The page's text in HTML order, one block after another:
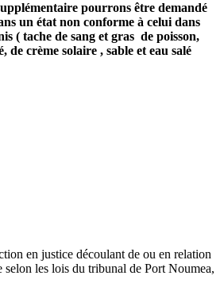
pourrons être demandé
un état non conforme à celui dans
( tache de sang et gras de poisson,
de crème solaire , sable et eau salé
en justice découlant de ou en relation
selon les lois du tribunal de Port Noumea,